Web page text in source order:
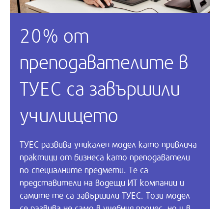
20% от
преподавателите в
ТУЕС са завършили
училището
ТУЕС развива уникален модел като привлича
практици от бизнеса като преподаватели
по специалните предмети. Те са
представители на водещи ИТ компании и
самите те са завършили ТУЕС. Този модел